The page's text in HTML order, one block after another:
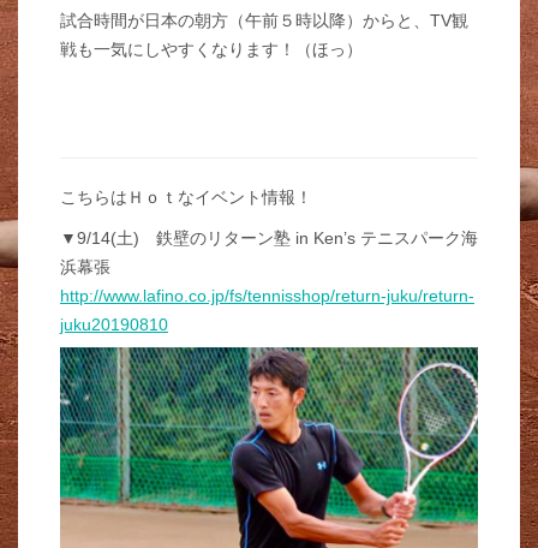
試合時間が日本の朝方（午前５時以降）からと、TV観
戦も一気にしやすくなります！（ほっ）
こちらはＨｏｔなイベント情報！
▼9/14(土) 鉄壁のリターン塾 in Ken’s テニスパーク海
浜幕張
http://www.lafino.co.jp/fs/tennisshop/return-juku/return-
juku20190810